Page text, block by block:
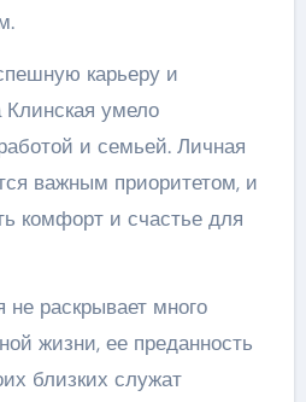
карьеру и
Клинская умело
и семьей. Личная
важным приоритетом, и
комфорт и счастье для
раскрывает много
жизни, ее преданность
близких служат